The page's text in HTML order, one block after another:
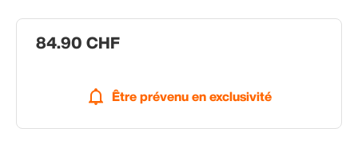
84.90 CHF
Être prévenu en exclusivité